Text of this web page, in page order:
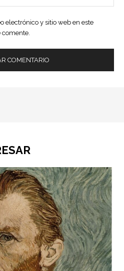
electrónico y sitio web en este
comente.